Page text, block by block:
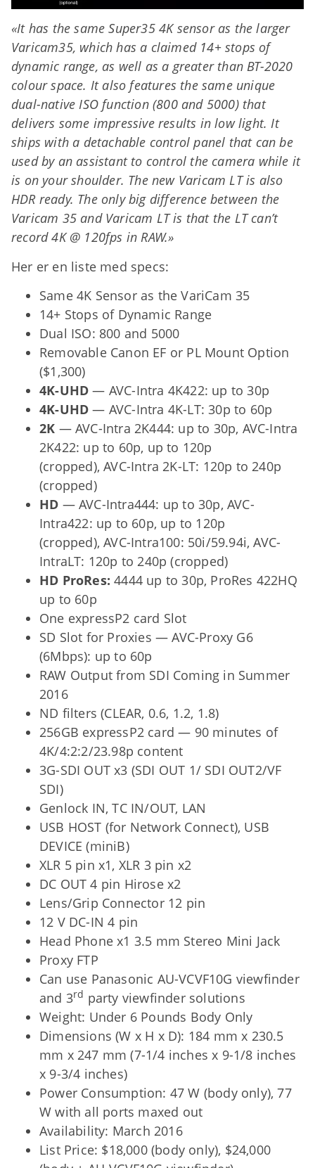
«It has the same Super35 4K sensor as the larger
Varicam35, which has a claimed 14+ stops of
dynamic range, as well as a greater than BT-2020
colour space. It also features the same unique
dual-native ISO function (800 and 5000) that
delivers some impressive results in low light. It
ships with a detachable control panel that can be
used by an assistant to control the camera while it
is on your shoulder. The new Varicam LT is also
HDR ready. The only big difference between the
Varicam 35 and Varicam LT is that the LT can’t
record 4K @ 120fps in RAW.»
Her er en liste med specs:
Same 4K Sensor as the VariCam 35
14+ Stops of Dynamic Range
Dual ISO: 800 and 5000
Removable Canon EF or PL Mount Option
($1,300)
4K-UHD — AVC-Intra 4K422: up to 30p
4K-UHD — AVC-Intra 4K-LT: 30p to 60p
2K — AVC-Intra 2K444: up to 30p, AVC-Intra
2K422: up to 60p, up to 120p
(cropped), AVC-Intra 2K-LT: 120p to 240p
(cropped)
HD — AVC-Intra444: up to 30p, AVC-
Intra422: up to 60p, up to 120p
(cropped), AVC-Intra100: 50i/59.94i, AVC-
IntraLT: 120p to 240p (cropped)
HD ProRes: 4444 up to 30p, ProRes 422HQ
up to 60p
One expressP2 card Slot
SD Slot for Proxies — AVC-Proxy G6
(6Mbps): up to 60p
RAW Output from SDI Coming in Summer
2016
ND filters (CLEAR, 0.6, 1.2, 1.8)
256GB expressP2 card — 90 minutes of
4K/4:2:2/23.98p content
3G-SDI OUT x3 (SDI OUT 1/ SDI OUT2/VF
SDI)
Genlock IN, TC IN/OUT, LAN
USB HOST (for Network Connect), USB
DEVICE (miniB)
XLR 5 pin x1, XLR 3 pin x2
DC OUT 4 pin Hirose x2
Lens/Grip Connector 12 pin
12 V DC-IN 4 pin
Head Phone x1 3.5 mm Stereo Mini Jack
Proxy FTP
Can use Panasonic AU-VCVF10G viewfinder
and 3rd party viewfinder solutions
Weight: Under 6 Pounds Body Only
Dimensions (W x H x D): 184 mm x 230.5
mm x 247 mm (7-1/4 inches x 9-1/8 inches
x 9-3/4 inches)
Power Consumption: 47 W (body only), 77
W with all ports maxed out
Availability: March 2016
List Price: $18,000 (body only), $24,000